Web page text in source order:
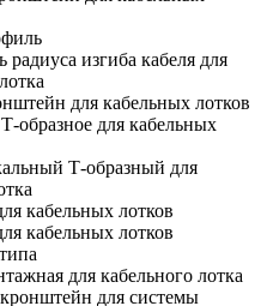
радиуса изгиба кабеля для
для кабельных лотков
образное для кабельных
Т-образный для
кабельных лотков
кабельных лотков
для кабельного лотка
для системы